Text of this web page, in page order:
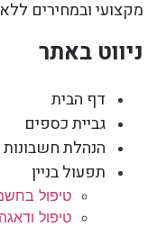
מקצועי ובמחירים
ניווט באתר
דף הבית
גביית כספים
הנהלת חשבונות
תפעול בניין
טיפול
טיפול